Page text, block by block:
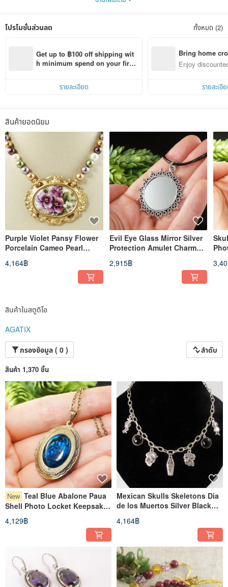
Because I use a lot of agates, and agate is my favorite stone. I do everything in
You will get the best goods and service. Welcome!
โปรโมชั่นส่วนลด ทั้งหมด (2)
Get up to ฿100 off shipping wit
h minimum spend on your first
รายละเอียด
Bring home
n with ease
Enjoy
รายละเอี
สินค้ายอดนิยม
Purple Violet Pansy Flower
Porcelain Cameo Pearl
Jewelry
4,164฿
Evil Eye Glass Mirror Silver
Protection Amulet Charm
2,915฿
สินค้าในสตูดิโอ
AGATIX
กรองข้อมูล ( 0 )
ลำดับ
สินค้า 1,370 ชิ้น
New Teal Blue Abalone Paua
Shell Photo Locket Keepsake
Pendant Necklace Jewelry Gift
4,129฿
Mexican Skulls Skeletons Dia
de los Muertos Silver Black
4,164฿